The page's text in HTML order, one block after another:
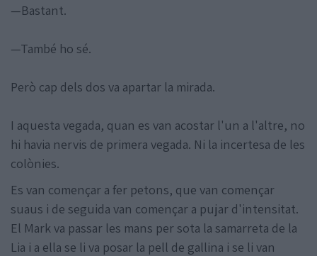
—Bastant.
—També ho sé.
Però cap dels dos va apartar la mirada.
I aquesta vegada, quan es van acostar l'un a l'altre, no
hi havia nervis de primera vegada. Ni la incertesa de les
colònies.
Es van començar a fer petons, que van començar
suaus i de seguida van començar a pujar d'intensitat.
El Mark va passar les mans per sota la samarreta de la
Lia i a ella se li va posar la pell de gallina i se li van